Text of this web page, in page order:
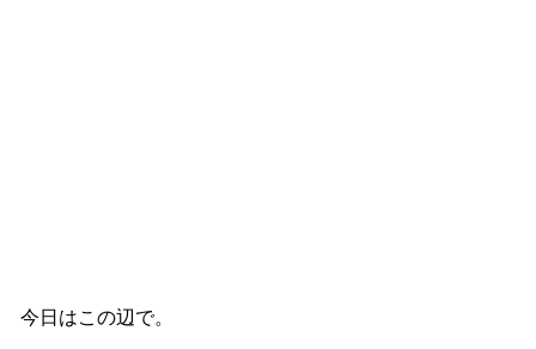
今日はこの辺で。